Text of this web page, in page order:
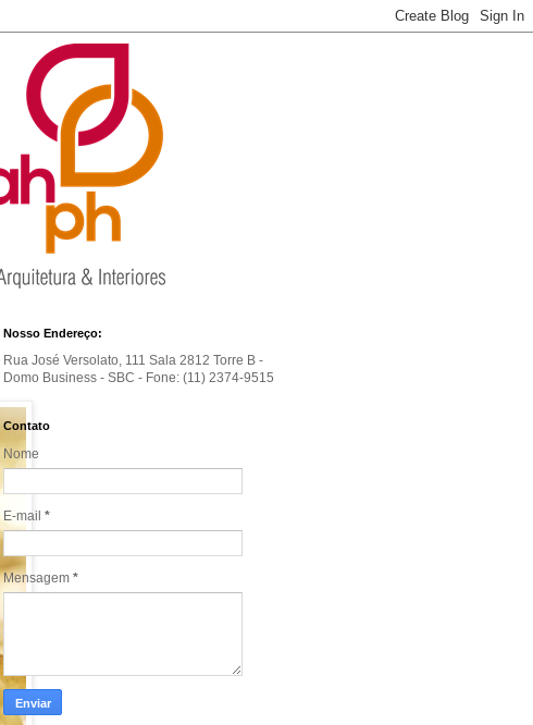
Nosso Endereço:
Rua José Versolato, 111 Sala 2812 Torre B -
Domo Business - SBC - Fone: (11) 2374-9515
Contato
Nome
E-mail *
Mensagem *